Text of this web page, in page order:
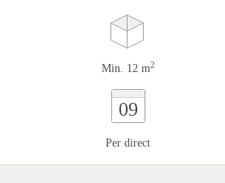
Min. 12 m2
09
Per direct